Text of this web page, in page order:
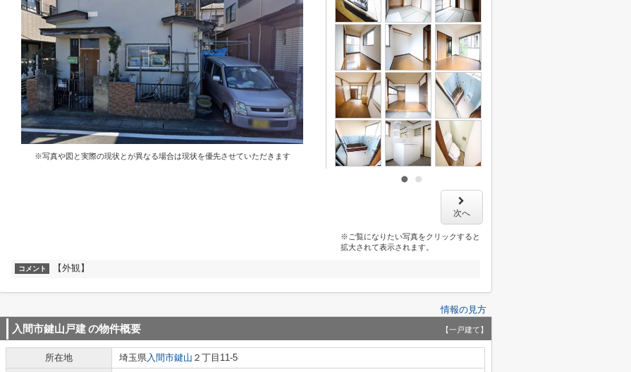
※写真や図と実際の現状とが異なる場合は現状を優先させていただきます
次へ
※ご覧になりたい写真をクリックすると
拡大されて表示されます。
コメント 【外観】
情報の見方
入間市鍵山戸建の物件概要 【一戸建て】
所在地 埼玉県入間市鍵山 ２丁目11-5